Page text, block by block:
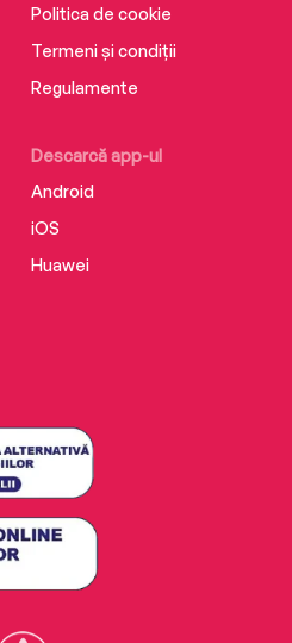
Descarcă app-ul
Android
iOS
Huawei
Politica de cookie
Termeni și condiții
Regulamente